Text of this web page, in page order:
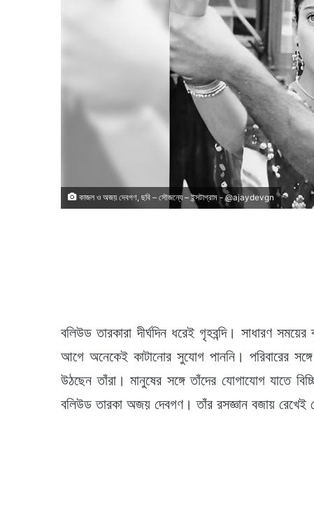
কাজল ও অজয় দেবগণ, ছবি – সৌজন্যে – ইন্সটাগ্রাম - @ajaydevgn
বলিউড তারকারা দীর্ঘদিন ধরেই গৃহবন্দি। সাধারণ
আগে অনেকেই কাটানোর সুযোগ পাননি। পরিবারের
উঠছেন তাঁরা। মানুষের সঙ্গে তাঁদের যোগাযোগ যাতে
বলিউড তারকা অজয় দেবগণ। তাঁর রসজ্ঞান বজায়